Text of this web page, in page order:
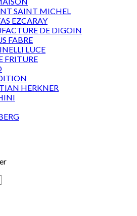
SAINT MICHEL
EZCARAY
DE DIGOIN
FABRE
LUCE
FRITURE
HERKNER